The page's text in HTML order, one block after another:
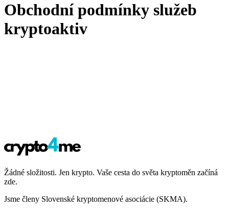
Obchodní podmínky služeb
kryptoaktiv
Žádné složitosti. Jen krypto. Vaše cesta do světa kryptoměn začíná
zde.
Jsme členy Slovenské kryptomenové asociácie (SKMA).